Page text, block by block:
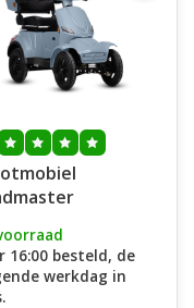
16:00 besteld, de
werkdag in